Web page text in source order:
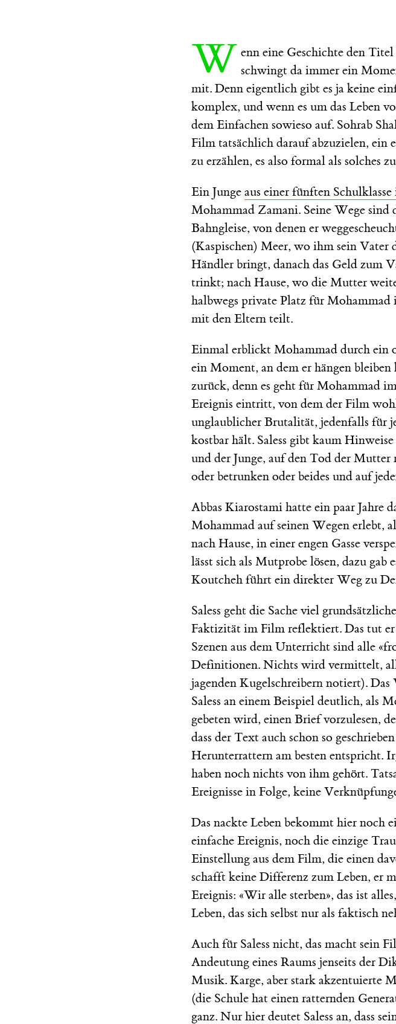
W enn eine Geschichte den Titel
schwingt da immer ein
mit. Denn eigentlich gibt es ja keine
komplex, und wenn es um das Leben
dem Einfachen sowieso auf. Sohrab
Film tatsächlich darauf abzuzielen, ein
zu erzählen, es also formal als solches
Ein Junge aus einer fünften
Mohammad Zamani. Seine Wege sind
Bahngleise, von denen er
(Kaspischen) Meer, wo ihm sein Vater
Händler bringt, danach das Geld zum
trinkt; nach Hause, wo die Mutter
halbwegs private Platz für Mohammad
mit den Eltern teilt.
Einmal erblickt Mohammad durch ein
ein Moment, an dem er hängen
zurück, denn es geht für Mohammad
Ereignis eintritt, von dem der Film
unglaublicher Brutalität, jedenfalls für
kostbar hält. Saless gibt kaum
und der Junge, auf den Tod der Mutter
oder betrunken oder beides und auf
Abbas Kiarostami hatte ein paar Jahre
Mohammad auf seinen Wegen erlebt,
nach Hause, in einer engen Gasse
lässt sich als Mutprobe lösen, dazu
Koutcheh führt ein direkter Weg zu
Saless geht die Sache viel
Faktizität im Film reflektiert. Das tut
Szenen aus dem Unterricht sind alle
Definitionen. Nichts wird vermittelt,
jagenden Kugelschreibern notiert). Das
Saless an einem Beispiel deutlich, als
gebeten wird, einen Brief vorzulesen,
dass der Text auch schon so
Herunterrattern am besten entspricht.
haben noch nichts von ihm gehört.
Ereignisse in Folge, keine
Das nackte Leben bekommt hier noch
einfache Ereignis, noch die einzige
Einstellung aus dem Film, die einen
schafft keine Differenz zum Leben, er
Ereignis: «Wir alle sterben», das ist
Leben, das sich selbst nur als faktisch
Auch für Saless nicht, das macht sein
Andeutung eines Raums jenseits der
Musik. Karge, aber stark akzentuierte
(die Schule hat einen ratternden
ganz. Nur hier deutet Saless an, dass